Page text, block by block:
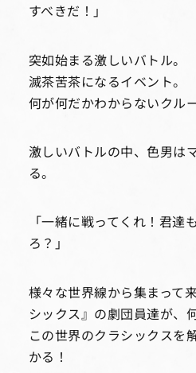
すべきだ！」
突如始まる激しいバトル。
滅茶苦茶になるイベント。
何が何だかわからないクル
激しいバトルの中、色男は
る。
「一緒に戦ってくれ！君達
ろ？」
様々な世界線から集まって
シックス』の劇団員達が、
この世界のクラシックスを
かる！